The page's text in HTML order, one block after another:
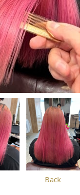
Back